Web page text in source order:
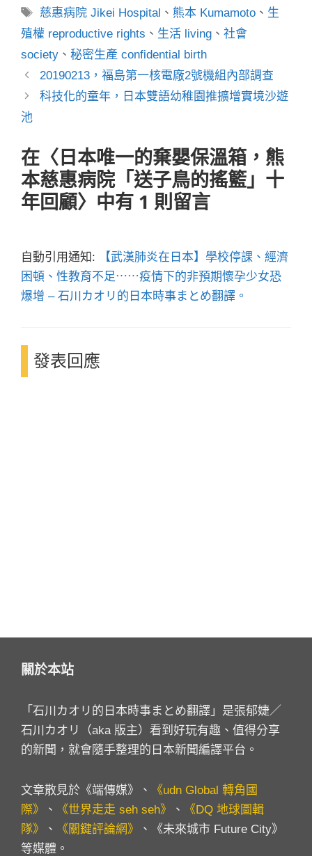
類
標
籤
慈惠病院 Jikei Hospital 、 熊本 Kumamoto 、 生
殖權 reproductive rights 、 生活 living 、 社會
society 、 秘密生產 confidential birth
20190213，福島第一核電廠2號機組內部調查
科技化的童年，日本雙語幼稚園推擴增實境沙遊
池
在〈日本唯一的棄嬰保溫箱，熊
本慈惠病院「送子鳥的搖籃」十
年回顧〉中有 1 則留言
自動引用通知:
【武漢肺炎在日本】學校停課、經濟
困頓、性教育不足⋯⋯疫情下的非預期懷孕少女恐
爆增 – 石川カオリ的日本時事まとめ翻譯。
發表回應
關於本站
「石川カオリ的日本時事まとめ翻譯」是張郁婕／
石川カオリ（aka 版主）看到好玩有趣、值得分享
的新聞，就會隨手整理的日本新聞編譯平台。
文章散見於《端傳媒》、
《udn Global 轉角國
際》
、 《世界走走 seh seh》 、
《DQ 地球圖輯
隊》
、 《關鍵評論網》
、《未來城市 Future City》
等媒體。